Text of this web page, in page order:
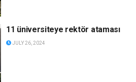
11 üniversiteye rektör ataması
JULY 26, 2024